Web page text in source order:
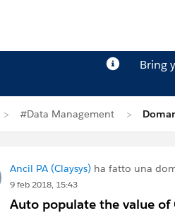
Bring
#Data Management
Ancil PA (Claysys) ha fatto una
9 feb 2018, 15:43
Auto populate the value of